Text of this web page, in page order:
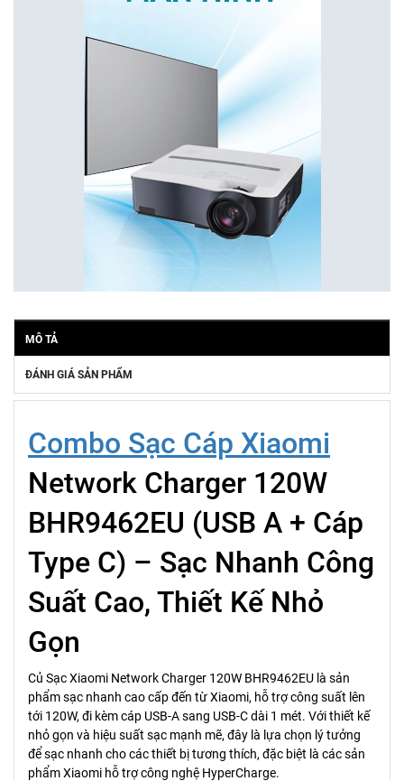
MÔ TẢ
ĐÁNH GIÁ SẢN PHẨM
Combo Sạc Cáp Xiaomi
Network Charger 120W
BHR9462EU (USB A + Cáp
Type C) – Sạc Nhanh Công
Suất Cao, Thiết Kế Nhỏ
Gọn
Củ Sạc Xiaomi Network Charger 120W BHR9462EU là sản
phẩm sạc nhanh cao cấp đến từ Xiaomi, hỗ trợ công suất lên
tới 120W, đi kèm cáp USB-A sang USB-C dài 1 mét. Với thiết kế
nhỏ gọn và hiệu suất sạc mạnh mẽ, đây là lựa chọn lý tưởng
để sạc nhanh cho các thiết bị tương thích, đặc biệt là các sản
phẩm Xiaomi hỗ trợ công nghệ HyperCharge.